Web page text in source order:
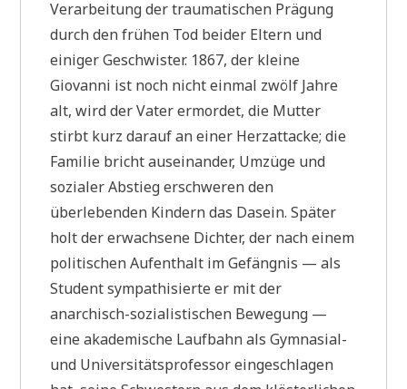
Verarbeitung der traumatischen Prägung
durch den frühen Tod beider Eltern und
einiger Geschwister. 1867, der kleine
Giovanni ist noch nicht einmal zwölf Jahre
alt, wird der Vater ermordet, die Mutter
stirbt kurz darauf an einer Herzattacke; die
Familie bricht auseinander, Umzüge und
sozialer Abstieg erschweren den
überlebenden Kindern das Dasein. Später
holt der erwachsene Dichter, der nach einem
politischen Aufenthalt im Gefängnis — als
Student sympathisierte er mit der
anarchisch-sozialistischen Bewegung —
eine akademische Laufbahn als Gymnasial-
und Universitätsprofessor eingeschlagen